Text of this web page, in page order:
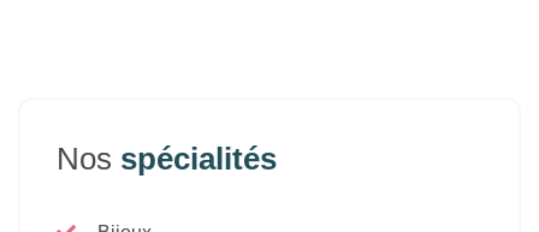
Nos spécialités